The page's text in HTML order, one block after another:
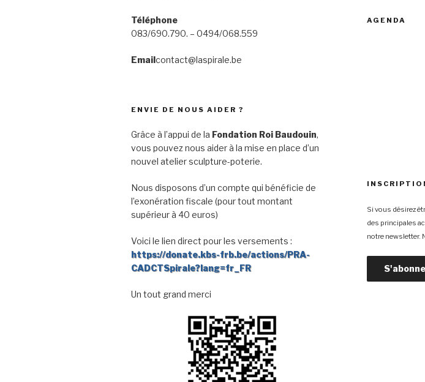
Téléphone
083/690.790. – 0494/068.559
Emailcontact@laspirale.be
ENVIE DE NOUS AIDER ?
Grâce à l’appui de la Fondation Roi Baudouin,
vous pouvez nous aider à la mise en place d’un
nouvel atelier sculpture-poterie.
Nous disposons d’un compte qui bénéficie de
l’exonération fiscale (pour tout montant
supérieur à 40 euros)
Voici le lien direct pour les versements :
https://donate.kbs-frb.be/actions/PRA-
CADCTSpirale?lang=fr_FR
Un tout grand merci
AGENDA
Si vous désirez
des principales
notre newsletter.